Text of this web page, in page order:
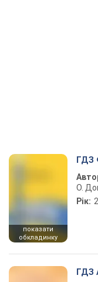
показати
обкладинку
ГДЗ
О.
Рік:
ГДЗ